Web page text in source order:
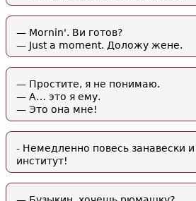
— Mornin'. Ви готов?
— Just a moment. Доложу жене.
— Простите, я не понимаю.
— А… это я ему.
— Это она мне!
- Немедленно повесь занавески и
институт!